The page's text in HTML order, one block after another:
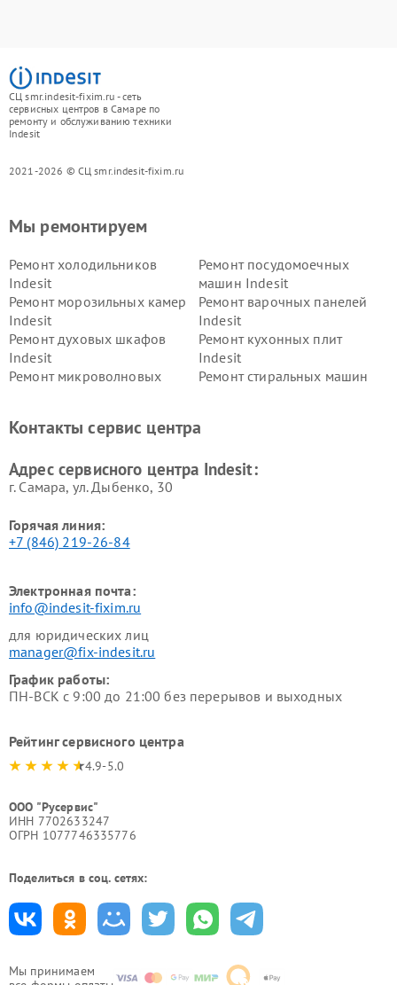
СЦ smr.indesit-fixim.ru - сеть
сервисных центров в Самаре по
ремонту и обслуживанию техники
Indesit
2021-2026 © СЦ smr.indesit-fixim.ru
Мы принимаем
Мы ремонтируем
Ремонт холодильников
Indesit
Ремонт посудомоечных
машин Indesit
Ремонт морозильных камер
Indesit
Ремонт варочных панелей
Indesit
Ремонт духовых шкафов
Indesit
Ремонт кухонных плит
Indesit
Ремонт микроволновых
Ремонт стиральных машин
Indesit
Indesit
Контакты сервис центра
Адрес сервисного центра Indesit:
г. Самара, ул. Дыбенко, 30
Горячая линия:
+7 (846) 219-26-84
Электронная почта:
info@indesit-fixim.ru
для юридических лиц
manager@fix-indesit.ru
График работы:
ПН-ВСК с 9:00 до 21:00 без перерывов и выходных
Рейтинг сервисного центра
4.9-5.0
ООО "Русервис"
ИНН 7702633247
ОГРН 1077746335776
Поделиться в соц. сетях: